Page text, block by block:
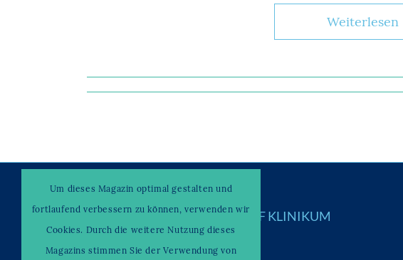
Weiterlesen
© Copyright –WAHRENDORFF KLINIKUM
Um dieses Magazin optimal gestalten und
fortlaufend verbessern zu können, verwenden wir
Cookies. Durch die weitere Nutzung dieses
Magazins stimmen Sie der Verwendung von